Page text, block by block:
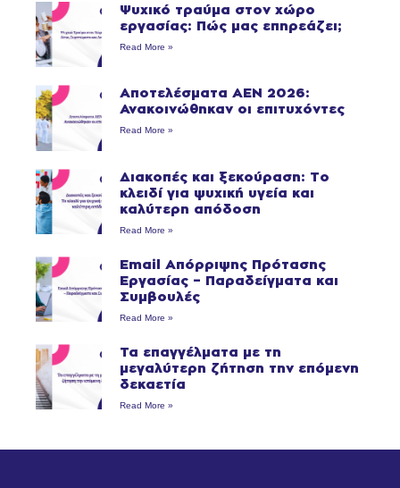
Ψυχικό τραύμα στον χώρο
εργασίας: Πώς μας επηρεάζει;
Read More »
Αποτελέσματα ΑΕΝ 2026:
Ανακοινώθηκαν οι επιτυχόντες
Read More »
Διακοπές και ξεκούραση: Το
κλειδί για ψυχική υγεία και
καλύτερη απόδοση
Read More »
Email Απόρριψης Πρότασης
Εργασίας – Παραδείγματα και
Συμβουλές
Read More »
Τα επαγγέλματα με τη
μεγαλύτερη ζήτηση την επόμενη
δεκαετία
Read More »